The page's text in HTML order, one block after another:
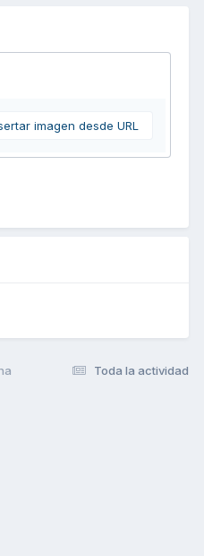
imagen desde URL
Toda la actividad